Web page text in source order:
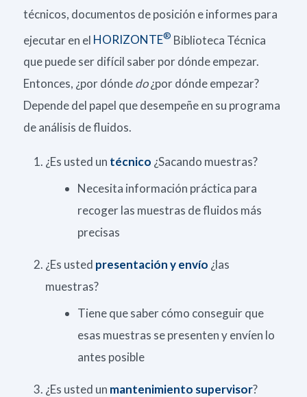
técnicos, documentos de posición e informes para
ejecutar en el HORIZONTE® Biblioteca Técnica
que puede ser difícil saber por dónde empezar.
Entonces, ¿por dóndedo¿por dónde empezar?
Depende del papel que desempeñe en su programa
de análisis de fluidos.
¿Es usted un técnico ¿Sacando muestras?
Necesita información práctica para
recoger las muestras de fluidos más
precisas
¿Es usted presentación y envío ¿las
muestras?
Tiene que saber cómo conseguir que
esas muestras se presenten y envíen lo
antes posible
¿Es usted un mantenimiento supervisor?